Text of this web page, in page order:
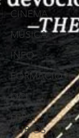
CINEMA
MÚSICA
INFO
FORMACIÓ
OCI
ESPAI
CURIÓS